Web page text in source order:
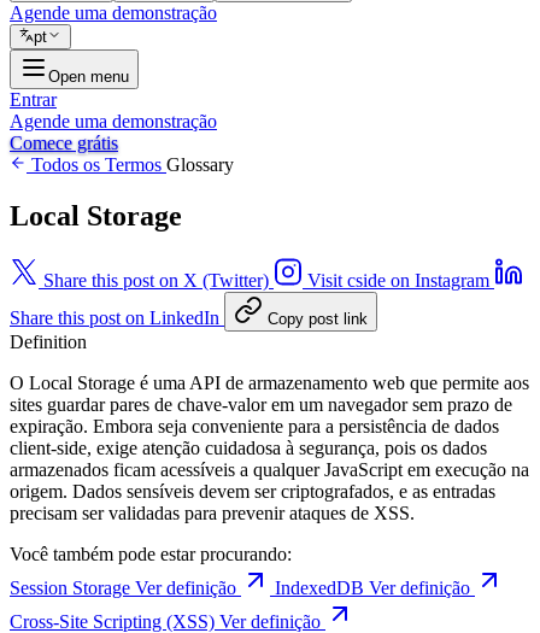
Agende uma demonstração
pt
Open menu
Entrar
Agende uma demonstração
Comece grátis
Todos os Termos Glossary
Local Storage
Share this post on X (Twitter)
Visit cside on Instagram
Share this post on LinkedIn
Copy post link
Definition
O Local Storage é uma API de armazenamento web que permite aos
sites guardar pares de chave-valor em um navegador sem prazo de
expiração. Embora seja conveniente para a persistência de dados
client-side, exige atenção cuidadosa à segurança, pois os dados
armazenados ficam acessíveis a qualquer JavaScript em execução na
origem. Dados sensíveis devem ser criptografados, e as entradas
precisam ser validadas para prevenir ataques de XSS.
Você também pode estar procurando:
Session Storage Ver definição IndexedDB Ver definição
Cross-Site Scripting (XSS) Ver definição